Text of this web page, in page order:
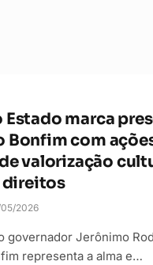
marca
Bonfim com
valorização
direitos
2026
governador Jerônimo
representa a alma e…